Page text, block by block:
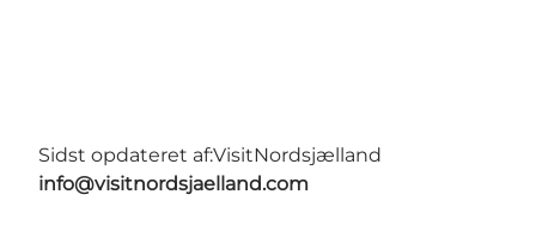
Sidst opdateret af:VisitNordsjælland
info@visitnordsjaelland.com